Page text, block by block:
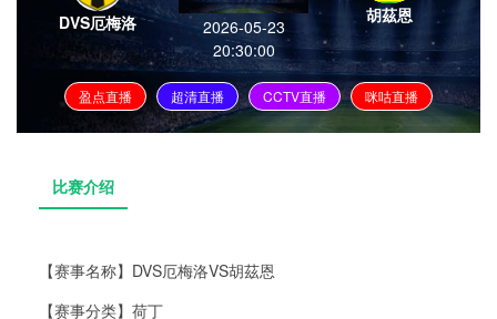
DVS厄梅洛
2026-05-23
20:30:00
胡茲恩
盈点直播 超清直播 CCTV直播 咪咕直播
【赛事名称】 DVS厄梅洛VS胡茲恩
【赛事分类】 荷丁